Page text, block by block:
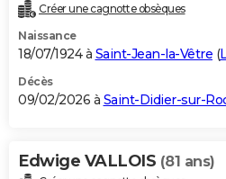
Créer une cagnotte obsèques
Naissance
18/07/1924 à Saint-Jean-la-Vêtre (
Décès
09/02/2026 à Saint-Didier-sur-
Edwige VALLOIS (81 ans)